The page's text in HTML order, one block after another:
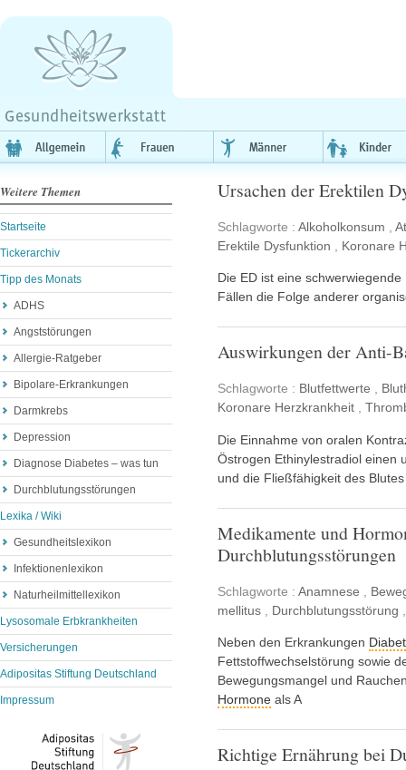
Weitere Themen
Startseite
Tickerarchiv
Tipp des Monats
ADHS
Angststörungen
Allergie-Ratgeber
Bipolare-Erkrankungen
Darmkrebs
Depression
Diagnose Diabetes – was tun
Durchblutungsstörungen
Lexika / Wiki
Gesundheitslexikon
Infektionenlexikon
Naturheilmittellexikon
Lysosomale Erbkrankheiten
Versicherungen
Adipositas Stiftung Deutschland
Impressum
Ursachen der Erektilen
Schlagworte : Alkoholkonsum
Erektile Dysfunktion
Koronare
Die ED ist eine
Fällen die Folge anderer
Auswirkungen der Anti-
Schlagworte : Blutfettwerte ,
Koronare Herzkrankheit ,
Die Einnahme von oralen
Östrogen Ethinylestradiol einen
und die Fließfähigkeit des
Medikamente und
Durchblutungsstörungen
Schlagworte : Anamnese
mellitus
Durchblutungsstörung
Neben den Erkrankungen
Fettstoffwechselstörung sowie
Bewegungsmangel und
Hormone als A
Richtige Ernährung bei